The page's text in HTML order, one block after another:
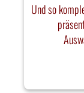
Und so